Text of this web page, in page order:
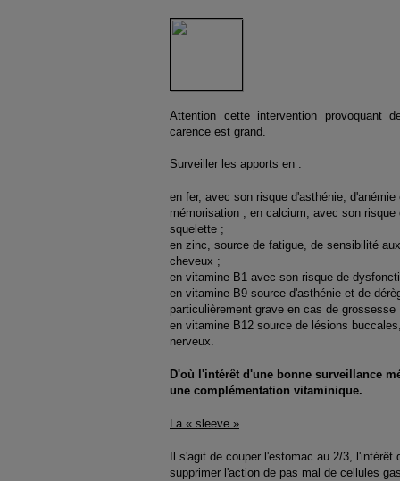
Attention cette intervention provoquant
carence est grand.
Surveiller les apports en :
en fer, avec son risque d'asthénie,
mémorisation ; en calcium, avec son
squelette ;
en zinc, source de fatigue, de sensibilité
cheveux ;
en vitamine B1 avec son risque de
en vitamine B9 source d'asthénie et de
particulièrement grave en cas de grossesse
en vitamine B12 source de lésions
nerveux.
D'où l'intérêt d'une bonne surveillance
une complémentation vitaminique.
La « sleeve »
Il s'agit de couper l'estomac au 2/3,
supprimer l'action de pas mal de cellules